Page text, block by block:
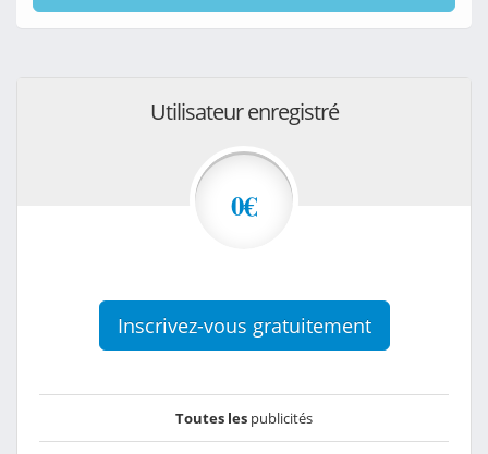
Utilisateur enregistré
0€
Inscrivez-vous gratuitement
Toutes les publicités